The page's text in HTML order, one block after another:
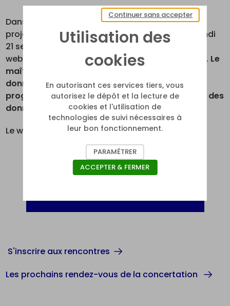
Dans le cadre de la concertation préalable du
projet PariSanté Campus, qui s’est ouverte le lundi
21 septembre et dure jusqu’au 13 novembre, un
webinaire se tiendra en ligne le mardi 12 octobre. Le
maître d'ouvrage, accompagné d'experts des
données de santé, vous présentera le rôle du
programme PariSanté Campus pour la sécurité des
données de santé.
Le webinaire se tiendra en ligne, via l'outil ZOOM.
Participer à la réunion sur zoom
Suivre la réunion en direct sur Youtube
S'inscrire aux rencontres
Les prochains rendez-vous de la concertation
Utilisation des
cookies
En autorisant ces services tiers, vous
autorisez le dépôt et la lecture de
cookies et l'utilisation de
technologies de suivi nécessaires à
leur bon fonctionnement.
Continuer sans accepter
PARAMÉTRER
ACCEPTER & FERMER